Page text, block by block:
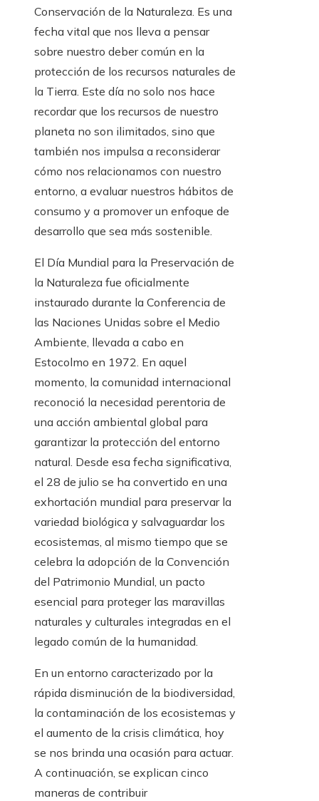
Conservación de la Naturaleza. Es una
fecha vital que nos lleva a pensar
sobre nuestro deber común en la
protección de los recursos naturales de
la Tierra. Este día no solo nos hace
recordar que los recursos de nuestro
planeta no son ilimitados, sino que
también nos impulsa a reconsiderar
cómo nos relacionamos con nuestro
entorno, a evaluar nuestros hábitos de
consumo y a promover un enfoque de
desarrollo que sea más sostenible.
El Día Mundial para la Preservación de
la Naturaleza fue oficialmente
instaurado durante la Conferencia de
las Naciones Unidas sobre el Medio
Ambiente, llevada a cabo en
Estocolmo en 1972. En aquel
momento, la comunidad internacional
reconoció la necesidad perentoria de
una acción ambiental global para
garantizar la protección del entorno
natural. Desde esa fecha significativa,
el 28 de julio se ha convertido en una
exhortación mundial para preservar la
variedad biológica y salvaguardar los
ecosistemas, al mismo tiempo que se
celebra la adopción de la Convención
del Patrimonio Mundial, un pacto
esencial para proteger las maravillas
naturales y culturales integradas en el
legado común de la humanidad.
En un entorno caracterizado por la
rápida disminución de la biodiversidad,
la contaminación de los ecosistemas y
el aumento de la crisis climática, hoy
se nos brinda una ocasión para actuar.
A continuación, se explican cinco
maneras de contribuir